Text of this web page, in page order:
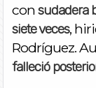
con sudadera
siete veces,
Rodríguez.
falleció